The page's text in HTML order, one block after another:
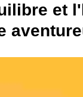
et